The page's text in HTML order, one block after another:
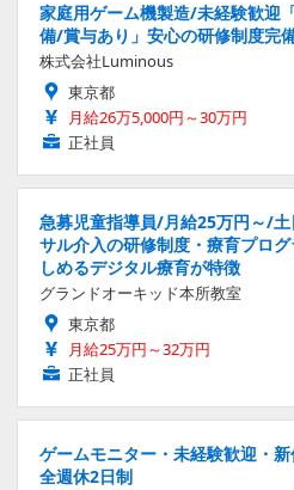
家庭用ゲーム機製造/未経験歓迎
備/賞与あり」安心の研修制度完
株式会社Luminous
東京都
月給26万5,000円～30万円
正社員
急募児童指導員/月給25万円～/
サル介入の研修制度・療育プロ
しめるデジタル療育が特徴
グランドオーキッド本所教室
東京都
月給25万円～32万円
正社員
ゲームモニター・未経験歓迎・
全週休2日制